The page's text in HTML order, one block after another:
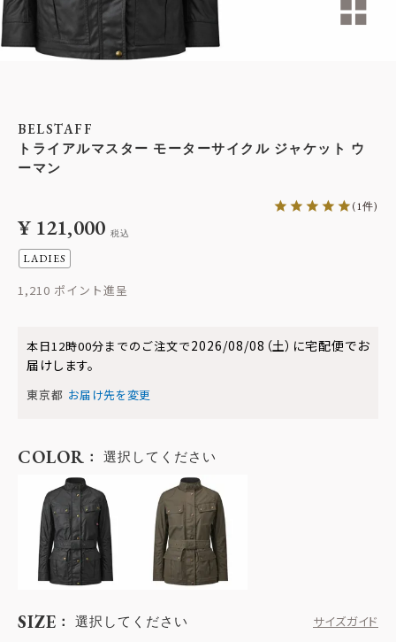
BELSTAFF
トライアルマスター モーターサイクル ジャケット ウ
ーマン
1
¥ 121,000 税込
LADIES
1,210
本日12時00分までのご注文で2026/08/08（土） に宅配便でお
届けします。
東京都 お届け先を変更
SIZE 選択してください
サイズガイド
COLOR 選択してください